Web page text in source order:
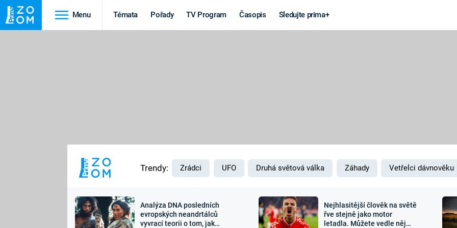
Menu Témata Pořady TV Program Časopis Sledujte prima+
MARS
Výročí
Záhady a
Trendy: Zrádci UFO Druhá světová válka Záhady Vetřelci dávnověku
Analýza DNA posledních
evropských neandrtálců
vyvrací teorii o tom, jak
Nejhlasitější člověk na světě
řve stejně jako motor
letadla. Můžete vedle něj